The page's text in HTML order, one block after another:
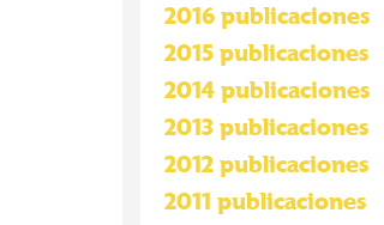
2016 publicaciones
2015 publicaciones
2014 publicaciones
2013 publicaciones
2012 publicaciones
2011 publicaciones